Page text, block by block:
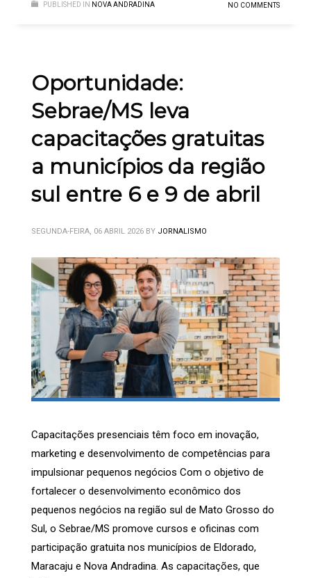
PUBLISHED IN NOVA ANDRADINA NO COMMENTS
Oportunidade:
Sebrae/MS leva
capacitações gratuitas
a municípios da região
sul entre 6 e 9 de abril
SEGUNDA-FEIRA, 06 ABRIL 2026 BY JORNALISMO
Capacitações presenciais têm foco em inovação,
marketing e desenvolvimento de competências para
impulsionar pequenos negócios Com o objetivo de
fortalecer o desenvolvimento econômico dos
pequenos negócios na região sul de Mato Grosso do
Sul, o Sebrae/MS promove cursos e oficinas com
participação gratuita nos municípios de Eldorado,
Maracaju e Nova Andradina. As capacitações, que